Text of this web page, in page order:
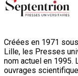
Créées en 1971
Lille, les Presses
nom actuel en 1995.
ouvrages